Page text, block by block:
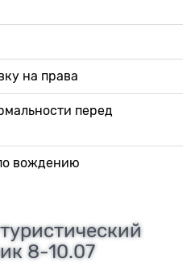
на права
перед
вождению
8-10.07